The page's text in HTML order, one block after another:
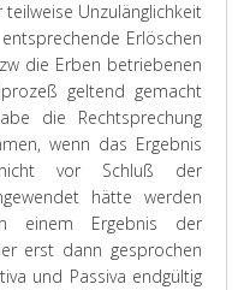
Unzulänglichkeit
Erlöschen
die Erben betriebenen
geltend gemacht
die Rechtsprechung
wenn das Ergebnis
nicht vor Schluß der
hätte werden
einem Ergebnis der
erst dann gesprochen
und Passiva endgültig